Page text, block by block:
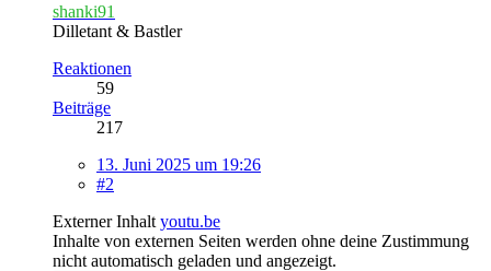
shanki91
Dilletant & Bastler
Reaktionen
59
Beiträge
217
13. Juni 2025 um 19:26
#2
Externer Inhalt youtu.be
Inhalte von externen Seiten werden ohne deine Zustimmung
nicht automatisch geladen und angezeigt.